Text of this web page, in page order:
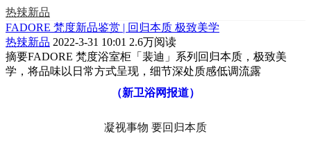
热辣新品
FADORE 梵度新品鉴赏 | 回归本质 极致美学
热辣新品 2022-3-31 10:01 2.6万阅读
摘要FADORE 梵度浴室柜「裴迪」系列回归本质，极致美
学，将品味以日常方式呈现，细节深处质感低调流露
（新卫浴网报道）
凝视事物 要回归本质